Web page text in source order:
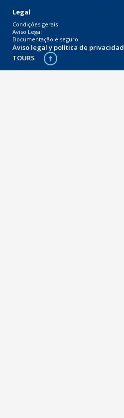
Legal
Condições gerais
Aviso Legal
Documentação e seguro
Aviso legal y política de privacidad
TOURS